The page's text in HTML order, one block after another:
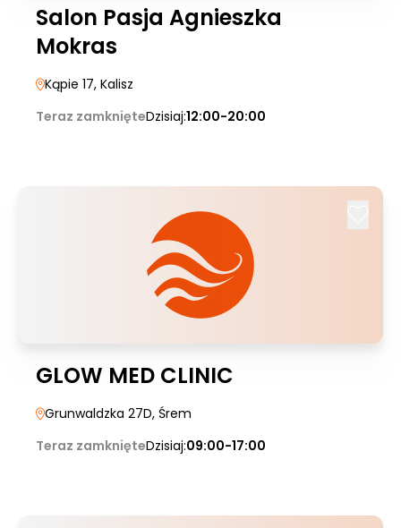
Salon Pasja Agnieszka
Mokras
Kąpie 17, Kalisz
Teraz zamknięteDzisiaj:12:00-20:00
GLOW MED CLINIC
Grunwaldzka 27D, Śrem
Teraz zamknięteDzisiaj:09:00-17:00